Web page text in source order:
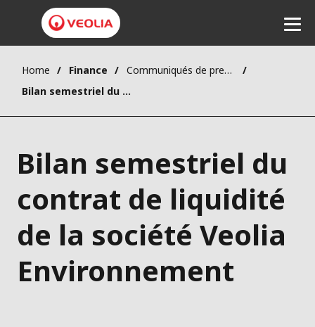
Home Finance
Communiqués de presse
Bilan semestriel du contrat de liquidité de la société Veolia Environnement
Bilan semestriel du
contrat de liquidité
de la société Veolia
Environnement